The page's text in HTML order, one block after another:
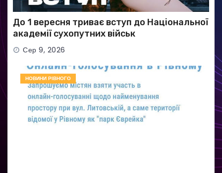
До 1 вересня триває вступ до Національної
академії сухопутних військ
Сер 9, 2026
НОВИНИ РІВНОГО